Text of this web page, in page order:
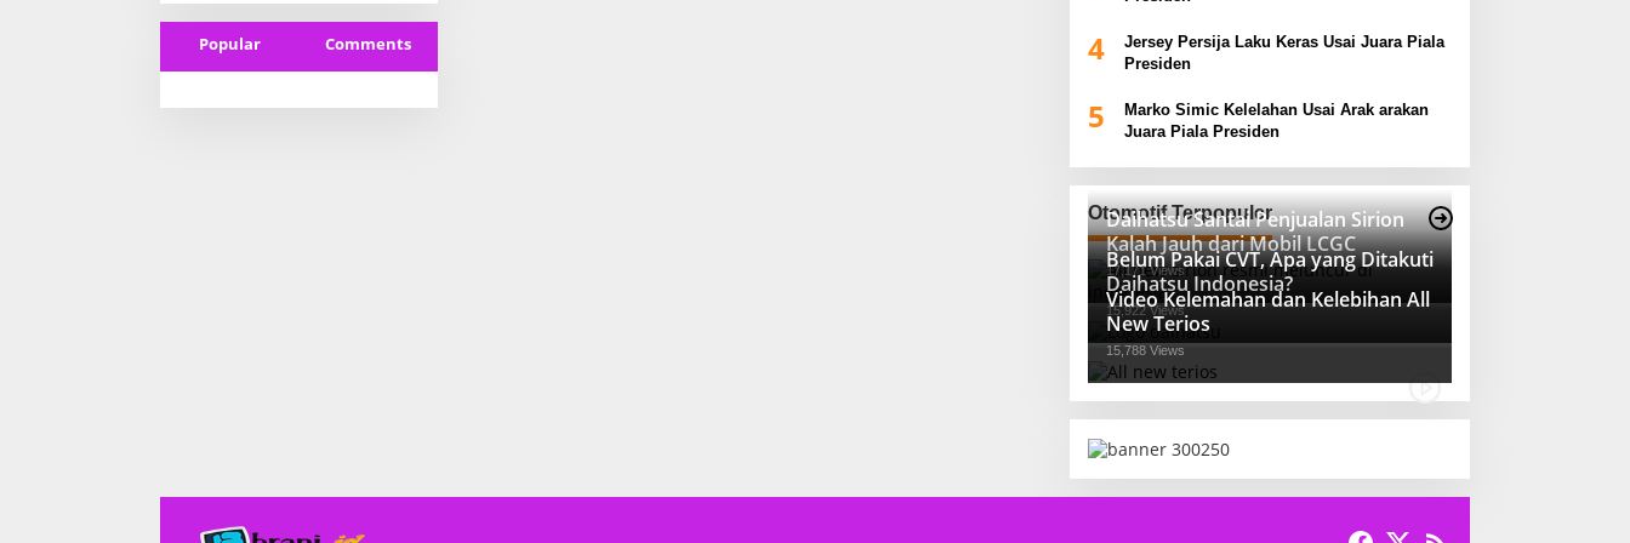
Popular Comments 4
Jersey Persija Laku Keras Usai Juara Piala
Presiden
5
Marko Simic Kelelahan Usai Arak arakan
Juara Piala Presiden
Otomotif Terpopuler
Daihatsu Santai Penjualan Sirion
Kalah Jauh dari Mobil LCGC
17,171 Views
Belum Pakai CVT, Apa yang Ditakuti
Daihatsu Indonesia?
15,922 Views
Video Kelemahan dan Kelebihan All
New Terios
15,788 Views